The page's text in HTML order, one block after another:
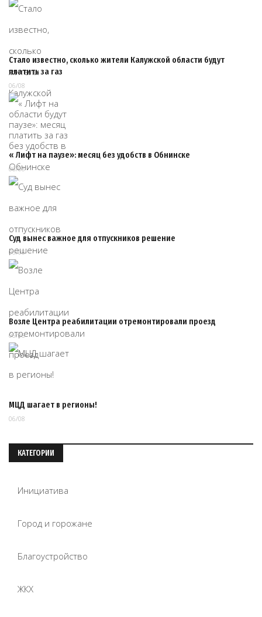
Стало известно, сколько жители Калужской области будут
платить за газ
06/08
« Лифт на паузе»: месяц без удобств в Обнинске
06/08
Суд вынес важное для отпускников решение
06/08
Возле Центра реабилитации отремонтировали проезд
06/08
МЦД шагает в регионы!
06/08
КАТЕГОРИИ
Инициатива
Город и горожане
Благоустройство
ЖКХ